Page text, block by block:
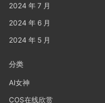
2024 年 7 月
2024 年 6 月
2024 年 5 月
分类
AI女神
COS在线欣赏